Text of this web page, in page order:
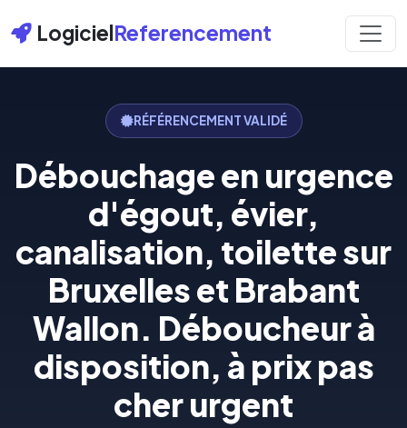
LogicielReferencement
RÉFÉRENCEMENT VALIDÉ
Débouchage en urgence
d'égout, évier,
canalisation, toilette sur
Bruxelles et Brabant
Wallon. Déboucheur à
disposition, à prix pas
cher urgent